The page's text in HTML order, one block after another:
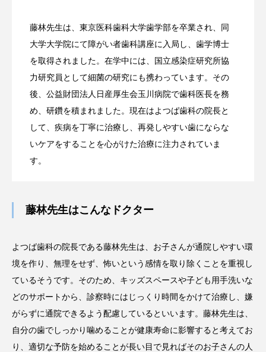
藤林先生は、東京医科歯科大学歯学部を卒業され、同
大学大学院にて障がい者歯科講座に入局し、歯学博士
を取得されました。在学中には、国立感染症研究所協
力研究員として細菌の研究にも携わっています。その
後、公益財団法人日産厚生会玉川病院で歯科医長を務
め、研鑽を積まれました。現在はよつば歯科の院長と
して、疾病を丁寧に治療し、再発しやすい歯にならな
いケアをすることを心がけた治療に注力されていま
す。
藤林先生はこんなドクター
よつば歯科の院長である藤林先生は、お子さんが通院しやすい環
境を作り、無理をせず、怖いという感情を取り除くことを重視し
ているそうです。そのため、キッズスペースや子ども用手洗いな
どのサポートから、診察時にはじっくり時間をかけて治療し、嫌
がらずに通院できるよう配慮しているといいます。藤林先生は、
自分の歯でしっかり噛めることが健康寿命に影響すると考えてお
り、適切な予防を始めることが長い目で見ればそのお子さんの人